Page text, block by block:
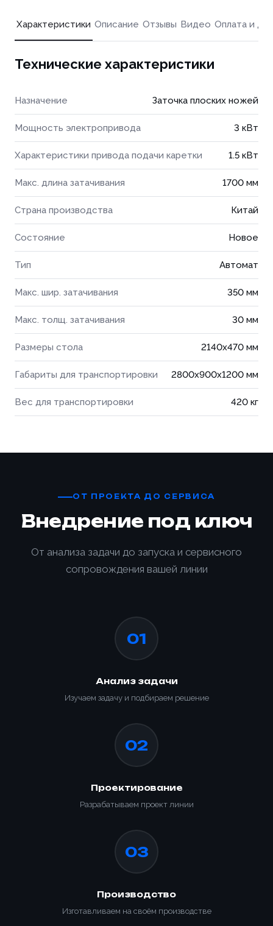
Характеристики Описание Отзывы Видео Оплата и
Технические характеристики
Назначение Заточка плоских ножей
Мощность электропривода 3 кВт
Характеристики привода подачи каретки 1.5 кВт
Макс. длина затачивания 1700 мм
Страна производства Китай
Состояние Новое
Тип Автомат
Макс. шир. затачивания 350 мм
Макс. толщ. затачивания 30 мм
Размеры стола 2140x470 мм
Габариты для транспортировки 2800x900x1200 мм
Вес для транспортировки 420 кг
ОТ ПРОЕКТА ДО СЕРВИСА
Внедрение под ключ
От анализа задачи до запуска и сервисного
сопровождения вашей линии
01
Анализ задачи
Изучаем задачу и подбираем решение
02
Проектирование
Разрабатываем проект линии
03
Производство
Изготавливаем на своём производстве